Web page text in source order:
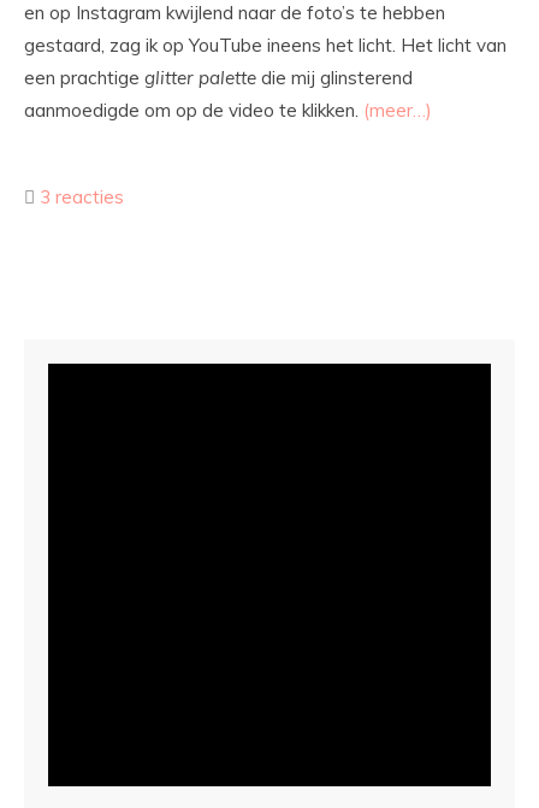
en op Instagram kwijlend naar de foto’s te hebben
gestaard, zag ik op YouTube ineens het licht. Het licht van
een prachtige glitter palette die mij glinsterend
aanmoedigde om op de video te klikken. (meer…)
3 reacties